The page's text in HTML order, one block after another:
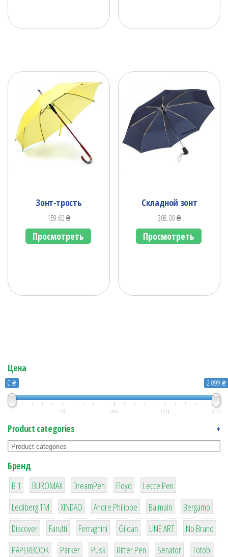
Зонт-трость
159.60₴
Просмотреть
Складной зонт
308.00₴
Просмотреть
Цена
0 ₴ 2 099 ₴
0 525 1 050 1 574 2 099
Product categories +
Бренд
B 1
1
BUROMAX
1
DreamPen
2
Floyd
2
Lecce Pen
3
Lediberg ТМ
3
XINDAO
1
Andre Philippe
4
Balmain
26
Bergamo
64
Discover
299
Farutti
4
Ferraghini
42
Gildan
4
LINE ART
90
No Brand
8
PAPERBOOK
6
Parker
2
Pusk
22
Ritter Pen
15
Senator
43
Totobi